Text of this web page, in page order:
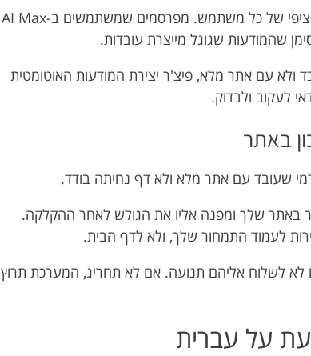
התוצאה: מודעה שמרגישה יותר רלוונטית לחיפוש הספציפי של כל משתמש. מפרסמים שמשתמשים ב-AI Max
עם אתר מלא, פיצ'ר יצירת המודעות האוטומטית
לעקוב ולבדוק.
למי שעובד עם אתר מלא ולא דף נחיתה בודד.
באתר שלך ומפנה אליו את הגולש לאחר ההקלקה.
לא לשלוח אליהם תנועה. אם לא תחריג, המערכת תרוץ